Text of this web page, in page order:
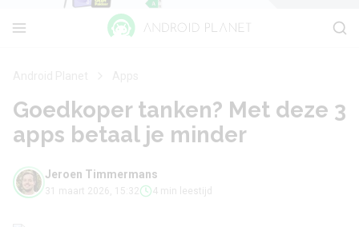
Goedkoper tanken? Met deze 3
apps betaal je minder
Jeroen Timmermans
31 maart 2026, 15:32 4 min leestijd